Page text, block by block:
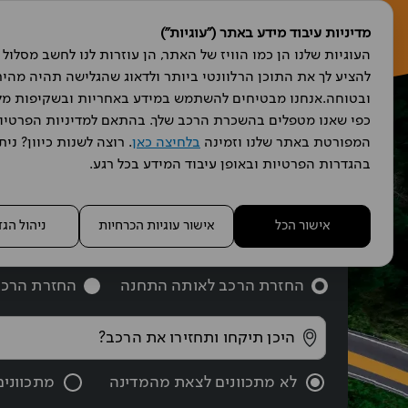
מדיניות עיבוד מידע באתר ("עוגיות")
המפורטת באתר שלנו וזמינה בלחיצה כאן
בהגדרות הפרטיות ובאופן עיבוד המידע בכל רגע.
אישור הכל אישור עוגיות הכרחיות ניהול
החזרת הרכב לאותה התחנה החזרת
לא מתכוונים לצאת מהמדינה